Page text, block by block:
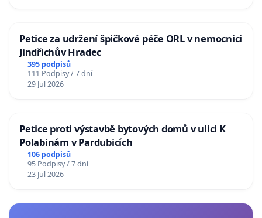
Petice za udržení špičkové péče ORL v nemocnici
Jindřichův Hradec
395 podpisů
111 Podpisy / 7 dní
29 Jul 2026
Petice proti výstavbě bytových domů v ulici K
Polabinám v Pardubicích
106 podpisů
95 Podpisy / 7 dní
23 Jul 2026